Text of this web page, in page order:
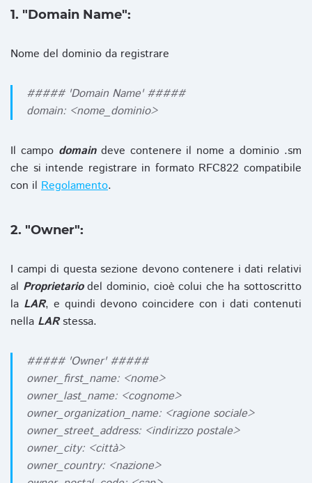
1. "Domain Name":
Nome del dominio da registrare
##### 'Domain Name' #####
domain: <nome_dominio>
Il campo domaindeve contenere il nome a dominio .sm
che si intende registrare in formato RFC822 compatibile
con il Regolamento.
2. "Owner":
I campi di questa sezione devono contenere i dati relativi
al Proprietariodel dominio, cioè colui che ha sottoscritto
la LAR, e quindi devono coincidere con i dati contenuti
nella LARstessa.
##### 'Owner' #####
owner_first_name: <nome>
owner_last_name: <cognome>
owner_organization_name: <ragione sociale>
owner_street_address: <indirizzo postale>
owner_city: <città>
owner_country: <nazione>